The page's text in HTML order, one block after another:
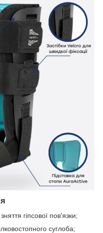
гіпсової пов'язки;
суглоба;